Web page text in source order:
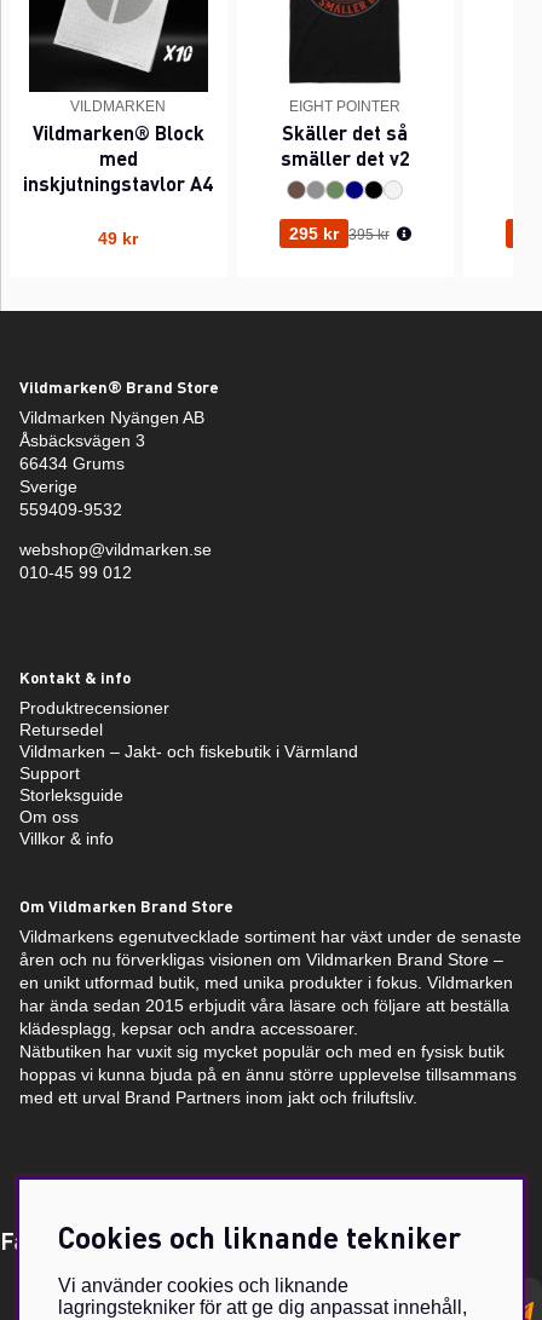
VILDMARKEN
Vildmarken® Block
med
inskjutningstavlor A4
49 kr
EIGHT POINTER
Skäller det så
smäller det v2
295 kr Ordinarie pris:
395 kr
Vildmarken® Brand Store
Vildmarken Nyängen AB
Åsbäcksvägen 3
66434 Grums
Sverige
559409-9532
webshop@vildmarken.se
010-45 99 012
Kontakt & info
Produktrecensioner
Retursedel
Vildmarken – Jakt- och fiskebutik i Värmland
Support
Storleksguide
Om oss
Villkor & info
Om Vildmarken Brand Store
Vildmarkens egenutvecklade sortiment har växt under de senaste
åren och nu förverkligas visionen om Vildmarken Brand Store –
en unikt utformad butik, med unika produkter i fokus. Vildmarken
har ända sedan 2015 erbjudit våra läsare och följare att beställa
klädesplagg, kepsar och andra accessoarer.
Nätbutiken har vuxit sig mycket populär och med en fysisk butik
hoppas vi kunna bjuda på en ännu större upplevelse tillsammans
med ett urval Brand Partners inom jakt och friluftsliv.
Få Magasin Vildmarken direkt till din e-post!*
postadress
Cookies och liknande tekniker
Vi använder cookies och liknande
lagringstekniker för att ge dig anpassat innehåll,